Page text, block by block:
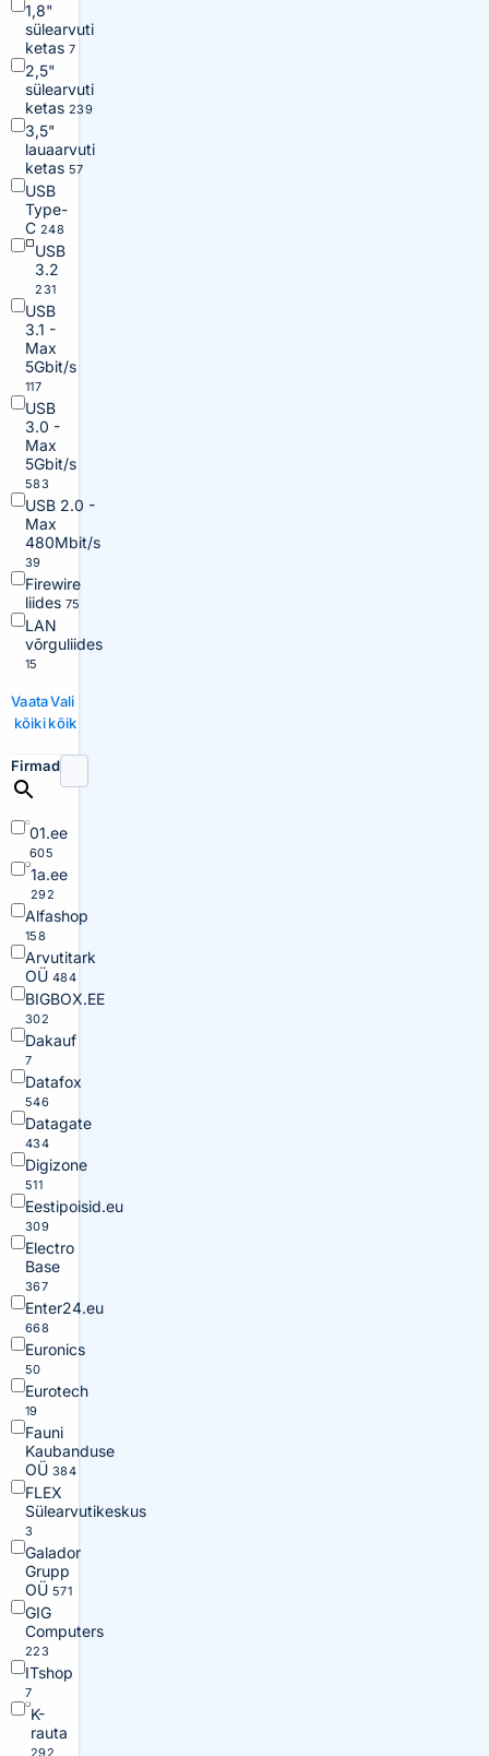
1,8"
sülearvuti
ketas 7
2,5"
sülearvuti
ketas 239
3,5"
lauaarvuti
ketas 57
USB
Type-
C 248
USB
3.2
231
USB
3.1 -
Max
5Gbit/s
117
USB
3.0 -
Max
5Gbit/s
583
USB 2.0 -
Max
480Mbit/s
39
Firewire
liides 75
LAN
võrguliides
15
Vaata
kõiki
Vali
kõik
Firmad
01.ee
605
1a.ee
292
Alfashop
158
Arvutitark
OÜ 484
BIGBOX.EE
302
Dakauf
7
Datafox
546
Datagate
434
Digizone
511
Eestipoisid.eu
309
Electro
Base
367
Enter24.eu
668
Euronics
50
Eurotech
19
Fauni
Kaubanduse
OÜ 384
FLEX
Sülearvutikeskus
3
Galador
Grupp
OÜ 571
GIG
Computers
223
ITshop
7
K-
rauta
292